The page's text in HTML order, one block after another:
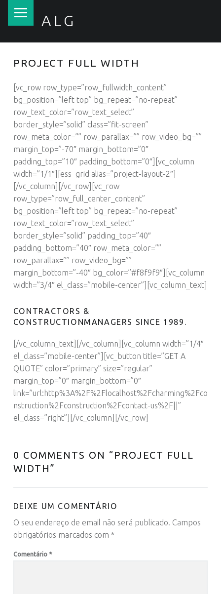
ALG
PROJECT FULL WIDTH
[vc_row row_type=”row_fullwidth_content”
bg_position=”left top” bg_repeat=”no-repeat”
row_text_color=”row_text_select”
border_style=”solid” class=”fit-screen”
row_meta_color=”” row_parallax=”” row_video_bg=””
margin_top=”-70″ margin_bottom=”0″
padding_top=”10″ padding_bottom=”0″][vc_column
width=”1/1″][ess_grid alias=”project-layout-2″]
[/vc_column][/vc_row][vc_row
row_type=”row_full_center_content”
bg_position=”left top” bg_repeat=”no-repeat”
row_text_color=”row_text_select”
border_style=”solid” padding_top=”40″
padding_bottom=”40″ row_meta_color=””
row_parallax=”” row_video_bg=””
margin_bottom=”-40″ bg_color=”#f8f9f9″][vc_column
width=”3/4″ el_class=”mobile-center”][vc_column_text]
CONTRACTORS &
CONSTRUCTIONMANAGERS SINCE 1989.
[/vc_column_text][/vc_column][vc_column width=”1/4″
el_class=”mobile-center”][vc_button title=”GET A
QUOTE” color=”primary” size=”regular”
margin_top=”0″ margin_bottom=”0″
link=”url:http%3A%2F%2Flocalhost%2Fcharming%2Fco
nstruction%2Fconstruction%2Fcontact-us%2F||”
el_class=”right”][/vc_column][/vc_row]
0 COMMENTS ON “ PROJECT FULL
WIDTH”
DEIXE UM COMENTÁRIO
O seu endereço de email não será publicado. Campos
obrigatórios marcados com *
Comentário *